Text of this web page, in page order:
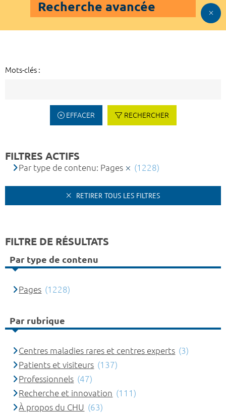
Recherche avancée
Mots-clés :
EFFACER RECHERCHER
FILTRES ACTIFS
Par type de contenu: Pages (1228)
RETIRER TOUS LES FILTRES
FILTRE DE RÉSULTATS
Par type de contenu
Pages (1228)
Par rubrique
Centres maladies rares et centres experts (3)
Patients et visiteurs (137)
Professionnels (47)
Recherche et innovation (111)
À propos du CHU (63)